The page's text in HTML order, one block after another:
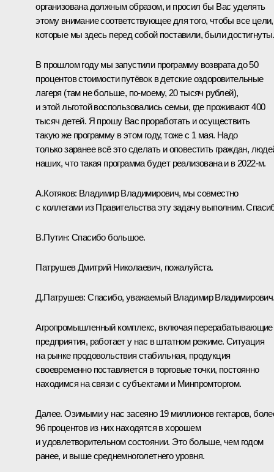
организована должным образом, и просил бы Вас уделять
этому внимание соответствующее для того, чтобы все цели,
которые мы здесь перед собой поставили, были достигнуты.
В прошлом году мы запустили программу возврата до 50
процентов стоимости путёвок в детские оздоровительные
лагеря (там не больше, по-моему, 20 тысяч рублей),
и этой льготой воспользовались семьи, где проживают 400
тысяч детей. Я прошу Вас проработать и осуществить
такую же программу в этом году, тоже с 1 мая. Надо
только заранее всё это сделать и оповестить граждан,
наших, что такая программа будет реализована и в 2022-м.
А.Котяков: Владимир Владимирович, мы совместно
с коллегами из Правительства эту задачу выполним.
В.Путин: Спасибо большое.
Патрушев Дмитрий Николаевич, пожалуйста.
Д.Патрушев: Спасибо, уважаемый Владимир
Агропромышленный комплекс, включая перерабатывающие
предприятия, работает у нас в штатном режиме. Ситуация
на рынке продовольствия стабильная, продукция
своевременно поставляется в торговые точки, постоянно
находимся на связи с субъектами и Минпромторгом.
Далее. Озимыми у нас засеяно 19 миллионов гектаров,
96 процентов из них находятся в хорошем
и удовлетворительном состоянии. Это больше, чем годом
ранее, и выше среднемноголетнего уровня.